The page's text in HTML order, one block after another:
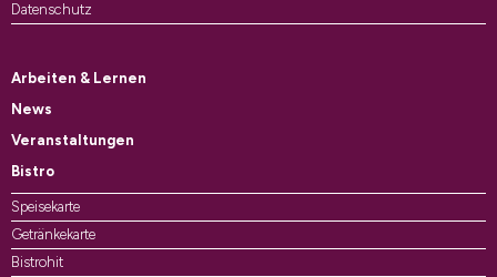
Datenschutz
Arbeiten & Lernen
News
Veranstaltungen
Bistro
Speisekarte
Getränkekarte
Bistrohit